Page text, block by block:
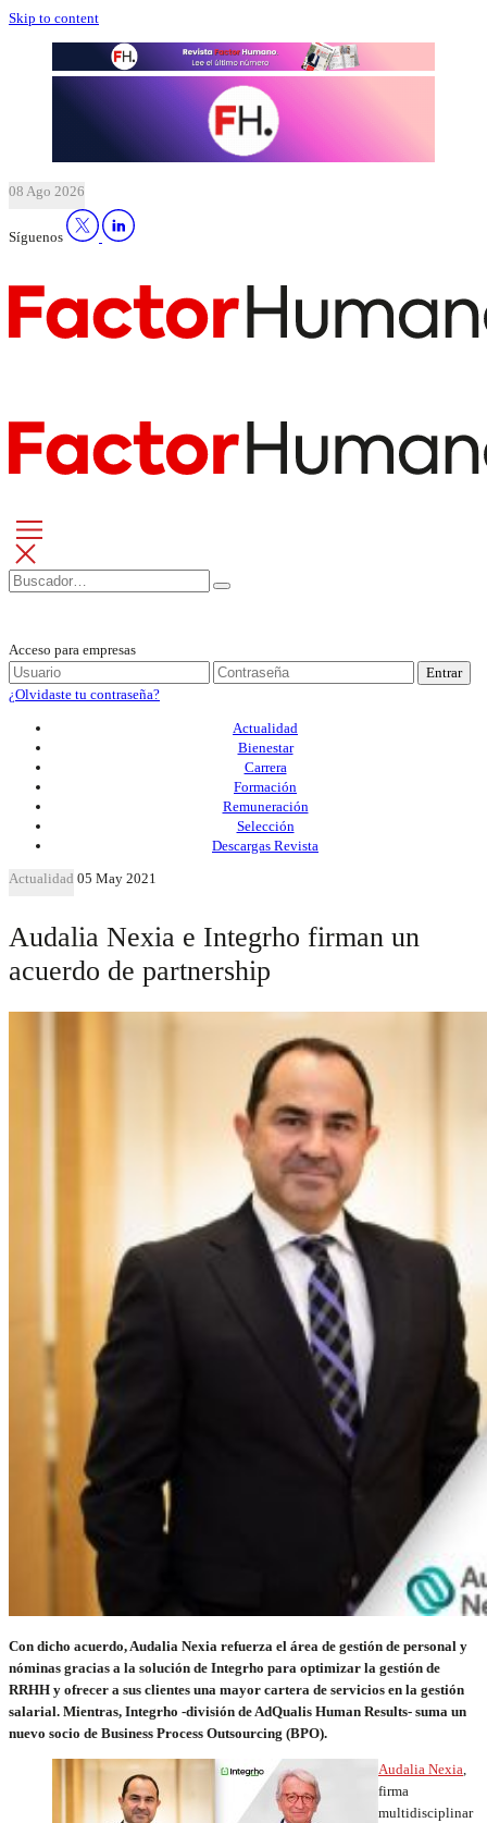
Skip to content
08 Ago 2026
Síguenos
Acceso para empresas
Entrar
¿Olvidaste tu contraseña?
Actualidad
Bienestar
Carrera
Formación
Remuneración
Selección
Descargas Revista
Actualidad 05 May 2021
Audalia Nexia e Integrho firman un
acuerdo de partnership
Con dicho acuerdo, Audalia Nexia refuerza el área de gestión de personal y
nóminas gracias a la solución de Integrho para optimizar la gestión de
RRHH y ofrecer a sus clientes una mayor cartera de servicios en la gestión
salarial. Mientras, Integrho -división de AdQualis Human Results- suma un
nuevo socio de Business Process Outsourcing (BPO).
Audalia Nexia,
firma
multidisciplinar